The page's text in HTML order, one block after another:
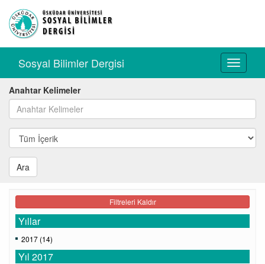
Toggle
Sosyal Bilimler Dergisi
Anahtar Kelimeler
Ara
Filtreleri Kaldır
Yıllar
2017 (14)
Yıl 2017